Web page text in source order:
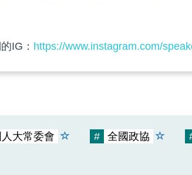
IG： https://www.instagram.com/
大常委會 # 全國政協